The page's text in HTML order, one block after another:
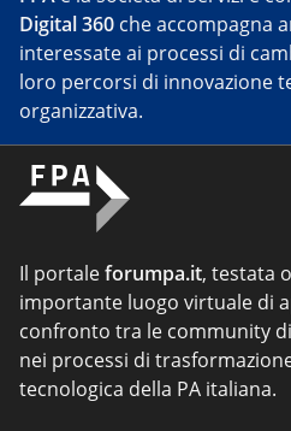
Digital 360 che accompagna
interessate ai processi di
loro percorsi di innovazione
organizzativa.
Il portaleforumpa.it, testata
importante luogo virtuale di
confronto tra le community
nei processi di
tecnologica della PA italiana.